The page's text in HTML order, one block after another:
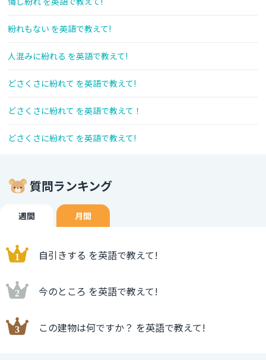
紛れもない を英語で教えて!
人混みに紛れる を英語で教えて!
どさくさに紛れて を英語で教えて!
どさくさに紛れて を英語で教えて！
どさくさに紛れて を英語で教えて!
質問ランキング
週間 月間
自引きする を英語で教えて!
今のところ を英語で教えて!
この建物は何ですか？ を英語で教えて!